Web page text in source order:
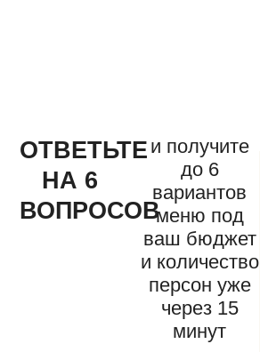
ОТВЕТЬТЕ
НА 6
ВОПРОСОВ
и получите
до 6
вариантов
меню под
ваш бюджет
и количество
персон уже
через 15
минут